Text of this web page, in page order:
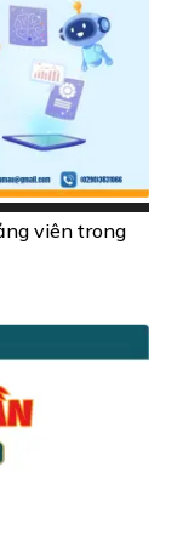
viên trong